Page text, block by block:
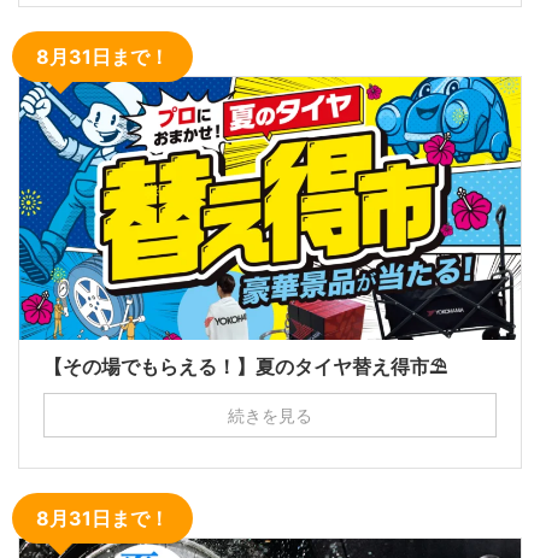
8月31日まで！
【その場でもらえる！】夏のタイヤ替え得市⛱
続きを見る
8月31日まで！